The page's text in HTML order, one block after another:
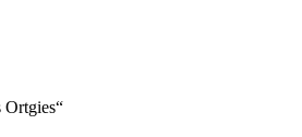
Ortgies“